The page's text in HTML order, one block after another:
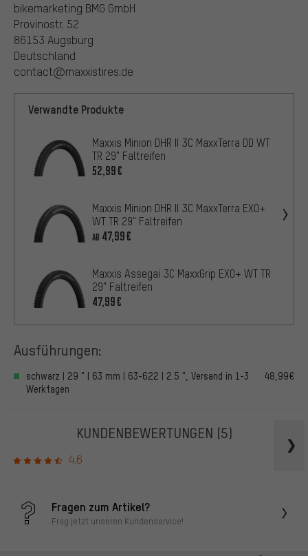
bikemarketing BMG GmbH
Provinostr. 52
86153 Augsburg
Deutschland
contact@maxxistires.de
Verwandte Produkte
Maxxis Minion DHR II 3C MaxxTerra DD WT
TR 29" Faltreifen
52,99€
Maxxis Minion DHR II 3C MaxxTerra EXO+
WT TR 29" Faltreifen
AB 47,99€
Maxxis Assegai 3C MaxxGrip EXO+ WT TR
29" Faltreifen
47,99€
Ausführungen:
schwarz | 29 " | 63 mm | 63-622 | 2.5 ", Versand in 1-3
Werktagen
48,99€
KUNDENBEWERTUNGEN (5)
4.6
Fragen zum Artikel?
Frag jetzt unseren Kundenservice!